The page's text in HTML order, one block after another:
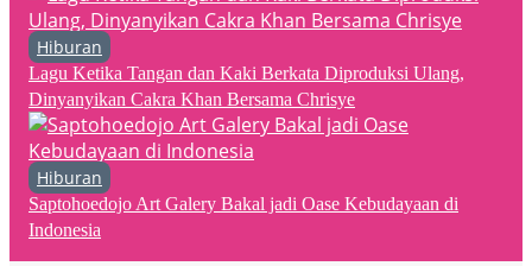
Hiburan
Lagu Ketika Tangan dan Kaki Berkata Diproduksi Ulang,
Dinyanyikan Cakra Khan Bersama Chrisye
Hiburan
Saptohoedojo Art Galery Bakal jadi Oase Kebudayaan di
Indonesia